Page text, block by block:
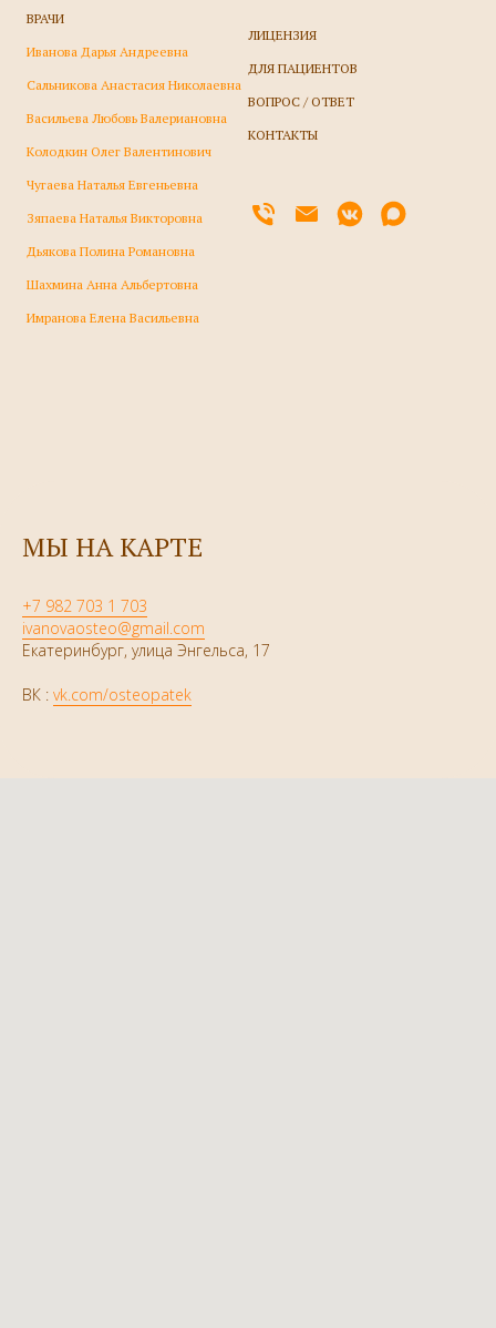
ВРАЧИ
Иванова Дарья Андреевна
Сальникова Анастасия Николаевна
Васильева Любовь Валериановна
Колодкин Олег Валентинович
Чугаева Наталья Евгеньевна
Зяпаева Наталья Викторовна
Дьякова Полина Романовна
Шахмина Анна Альбертовна
Имранова Елена Васильевна
ЛИЦЕНЗИЯ
ДЛЯ ПАЦИЕНТОВ
ВОПРОС / ОТВЕТ
КОНТАКТЫ
МЫ НА КАРТЕ
+7 982 703 1 703
ivanovaosteo@gmail.com
Екатеринбург, улица Энгельса, 17
ВК : vk.com/osteopatek